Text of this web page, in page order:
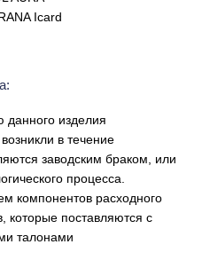
Icard
данного изделия
в течение
заводским браком, или
процесса.
компонентов расходного
которые поставляются с
талонами